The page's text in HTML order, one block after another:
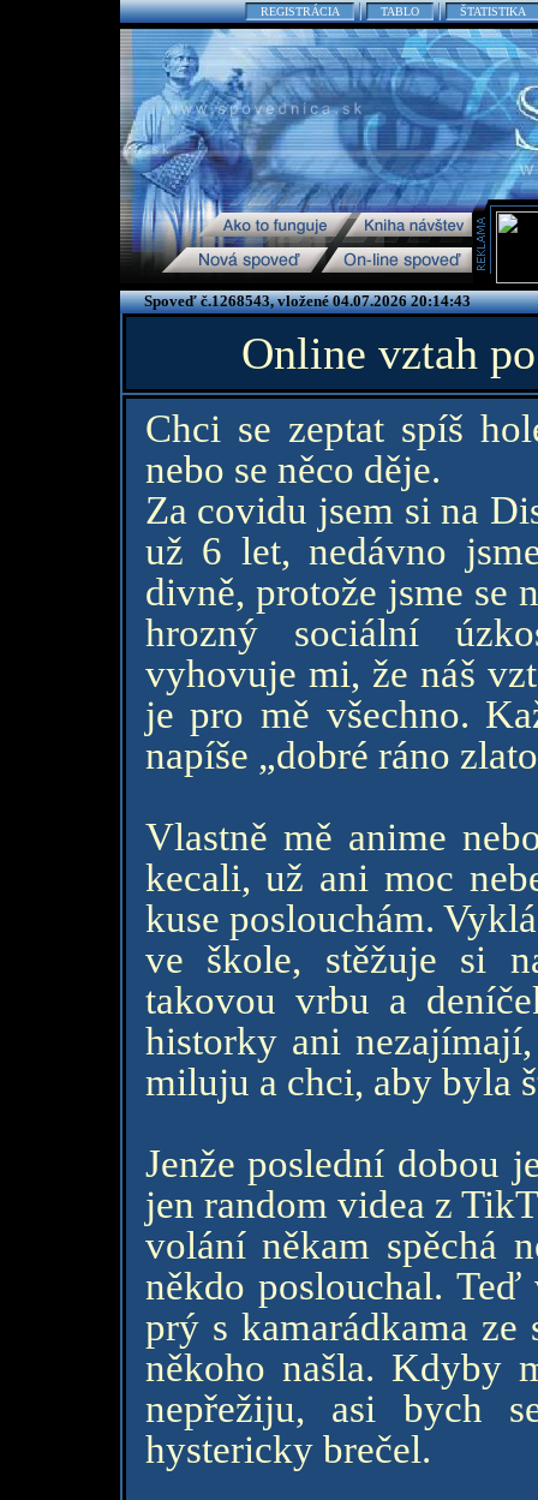
REGISTRÁCIA TABLO ŠTATISTIKA
Spoveď č.1268543, vložené 04.07.2026 20:14:43
Online vztah
Chci se zeptat spíš
nebo se něco děje.
Za covidu jsem si na
už 6 let, nedávno
divně, protože jsme se
hrozný sociální
vyhovuje mi, že náš
je pro mě všechno.
napíše „dobré ráno
Vlastně mě anime
kecali, už ani moc
kuse poslouchám.
ve škole, stěžuje si
takovou vrbu a
historky ani
miluju a chci, aby byla
Jenže poslední dobou
jen random videa z
volání někam spěchá
někdo poslouchal.
prý s kamarádkama ze
někoho našla. Kdyby
nepřežiju, asi bych
hystericky brečel.